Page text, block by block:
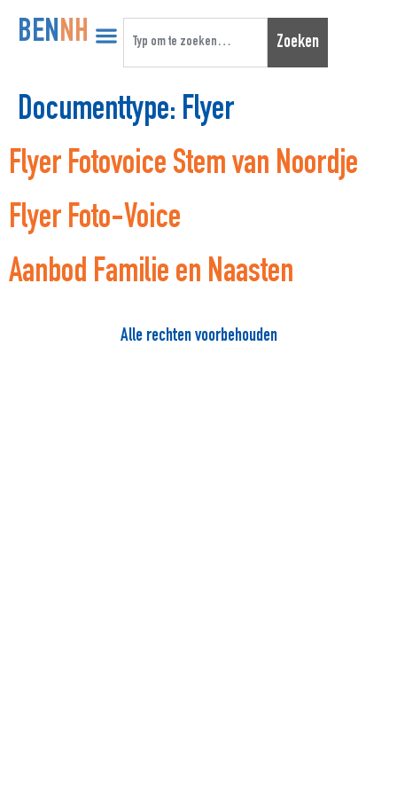
BENNH Zoeken
Documenttype: Flyer
Flyer Fotovoice Stem van Noordje
Flyer Foto-Voice
Aanbod Familie en Naasten
Alle rechten voorbehouden